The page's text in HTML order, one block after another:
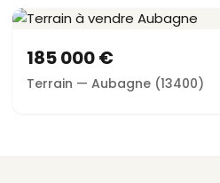
185 000 €
Terrain — Aubagne (13400)